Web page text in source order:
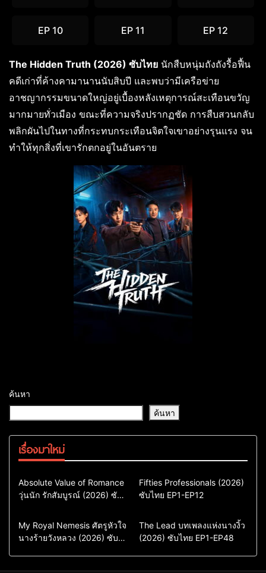
EP 10 EP 11 EP 12
The Hidden Truth (2026) ซับไทย นักสืบหนุ่มถังถังรื้อฟื้น
คดีเก่าที่ค้างคามานานนับสิบปี และพบว่ามีเครือข่าย
อาชญากรรมขนาดใหญ่อยู่เบื้องหลังเหตุการณ์สะเทือนขวัญ
มากมายทั่วเมือง ขณะที่ความจริงปรากฏชัด การสืบสวนกลับ
พลิกผันไปในทางที่กระทบกระเทือนจิตใจเขาอย่างรุนแรง จน
ทำให้ทุกสิ่งที่เขารักตกอยู่ในอันตราย
ค้นหา
ค้นหา
เรื่องมาใหม่
Comedy
Drama
ซีรี่ย์เกาหลี
ซีรี่ย์เกาหลีพากย์ไทย
Absolute Value of Romance
วุ่นนัก รักสัมบูรณ์ (2026) ซับ
Action & Adventure
Comedy
Drama
ซีรี่ย์เกาหลีซับไทย
Fifties Professionals (2026)
ซับไทย EP1-EP12
Comedy
Drama
Sci-Fi & Fantasy
My Royal Nemesis ศัตรูหัวใจ
นางร้ายวังหลวง (2026) ซับ
Drama
ซีรี่ย์จีน
ซีรี่ย์จีนซับไทย
The Lead บทเพลงแห่งนางงิ้ว
(2026) ซับไทย EP1-EP48